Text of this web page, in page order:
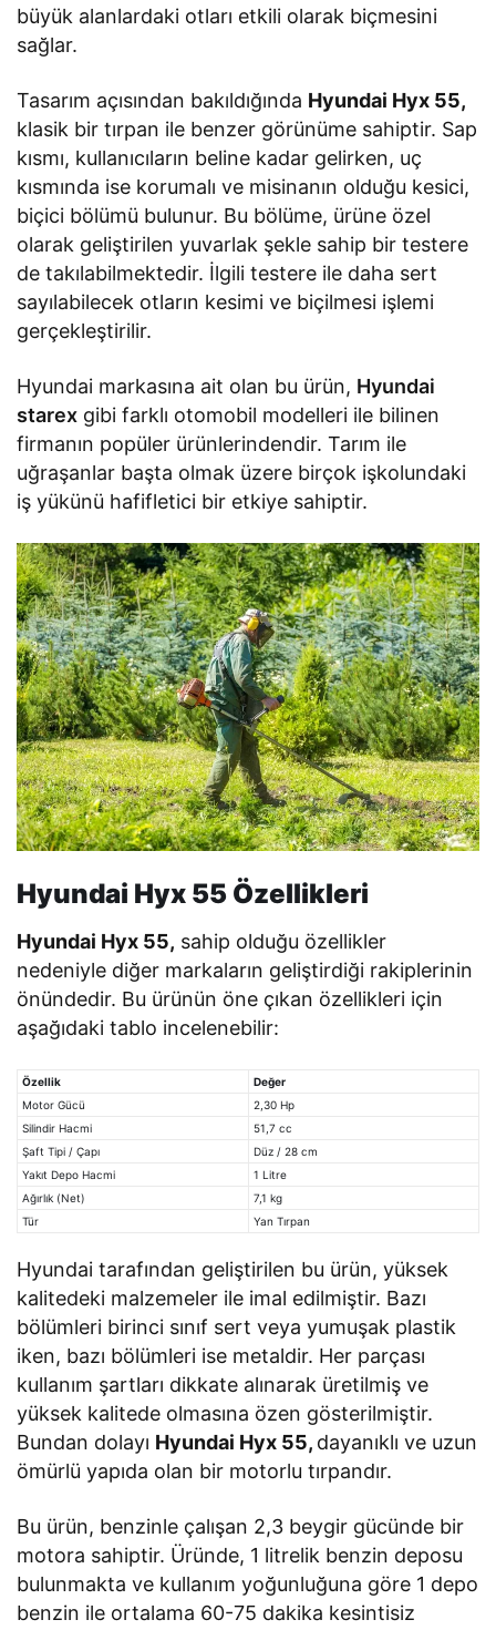
büyük alanlardaki otları etkili olarak biçmesini
sağlar.
Tasarım açısından bakıldığında Hyundai Hyx 55,
klasik bir tırpan ile benzer görünüme sahiptir. Sap
kısmı, kullanıcıların beline kadar gelirken, uç
kısmında ise korumalı ve misinanın olduğu kesici,
biçici bölümü bulunur. Bu bölüme, ürüne özel
olarak geliştirilen yuvarlak şekle sahip bir testere
de takılabilmektedir. İlgili testere ile daha sert
sayılabilecek otların kesimi ve biçilmesi işlemi
gerçekleştirilir.
Hyundai markasına ait olan bu ürün, Hyundai
starex gibi farklı otomobil modelleri ile bilinen
firmanın popüler ürünlerindendir. Tarım ile
uğraşanlar başta olmak üzere birçok işkolundaki
iş yükünü hafifletici bir etkiye sahiptir.
Hyundai Hyx 55 Özellikleri
Hyundai Hyx 55, sahip olduğu özellikler
nedeniyle diğer markaların geliştirdiği rakiplerinin
önündedir. Bu ürünün öne çıkan özellikleri için
aşağıdaki tablo incelenebilir:
Özellik
Değer
Motor Gücü
2,30 Hp
Silindir Hacmi
51,7 cc
Şaft Tipi / Çapı
Düz / 28 cm
Yakıt Depo Hacmi
1 Litre
Ağırlık (Net)
7,1 kg
Tür
Yan Tırpan
Hyundai tarafından geliştirilen bu ürün, yüksek
kalitedeki malzemeler ile imal edilmiştir. Bazı
bölümleri birinci sınıf sert veya yumuşak plastik
iken, bazı bölümleri ise metaldir. Her parçası
kullanım şartları dikkate alınarak üretilmiş ve
yüksek kalitede olmasına özen gösterilmiştir.
Bundan dolayı Hyundai Hyx 55, dayanıklı ve uzun
ömürlü yapıda olan bir motorlu tırpandır.
Bu ürün, benzinle çalışan 2,3 beygir gücünde bir
motora sahiptir. Üründe, 1 litrelik benzin deposu
bulunmakta ve kullanım yoğunluğuna göre 1 depo
benzin ile ortalama 60-75 dakika kesintisiz